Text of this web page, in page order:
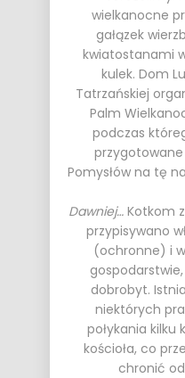
wielkanocne
gałązek
kwiatostanami
kulek.Dom
Tatrzańskiej
Palm
podczas
Pomysłów na tę
Dawniej…Kotkom
przypisywano
(ochronne) i
dobrobyt.
niektórych
połykania kilku
kościoła, co
chronić